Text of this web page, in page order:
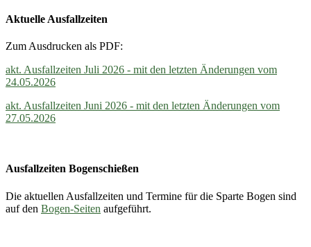
Aktuelle Ausfallzeiten
Zum Ausdrucken als PDF:
akt. Ausfallzeiten Juli 2026 - mit den letzten Änderungen vom
24.05.2026
akt. Ausfallzeiten Juni 2026 - mit den letzten Änderungen vom
27.05.2026
Ausfallzeiten Bogenschießen
Die aktuellen Ausfallzeiten und Termine für die Sparte Bogen sind
auf den Bogen-Seiten aufgeführt.